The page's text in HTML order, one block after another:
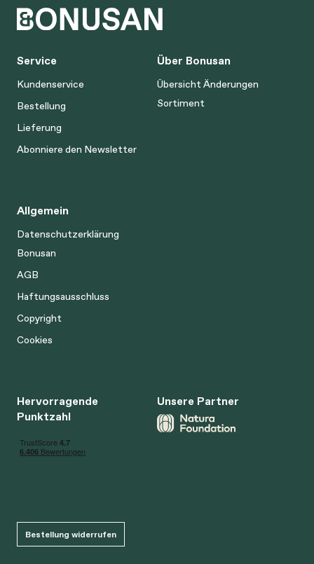
Service
Kundenservice
Bestellung
Lieferung
Abonniere den Newsletter
Über Bonusan
Übersicht Änderungen
Sortiment
Allgemein
Datenschutzerklärung
Bonusan
AGB
Haftungsausschluss
Copyright
Cookies
Hervorragende
Punktzahl
Unsere Partner
Bestellung widerrufen